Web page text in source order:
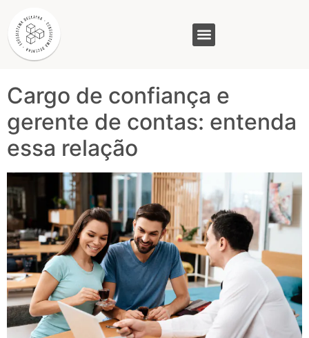
Tag:
Gerente de
Contas
Cargo de confiança e
gerente de contas: entenda
essa relação